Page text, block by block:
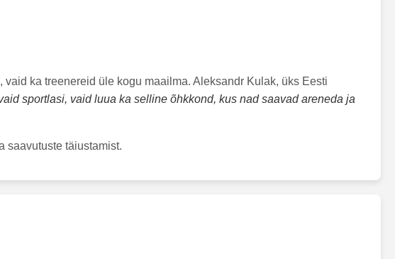
ka treenereid üle kogu maailma. Aleksandr Kulak, üks Eesti
sportlasi, vaid luua ka selline õhkkond, kus nad saavad areneda ja
saavutuste täiustamist.